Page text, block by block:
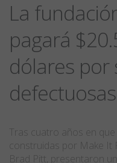
La
pagará
dólares por
defectuosas
Tras cuatro años en
construidas por Make
Brad Pitt, presentaron